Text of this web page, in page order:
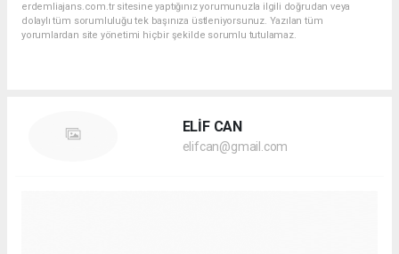
erdemliajans.com.tr sitesine yaptığınız yorumunuzla ilgili doğrudan veya
dolaylı tüm sorumluluğu tek başınıza üstleniyorsunuz. Yazılan tüm
yorumlardan site yönetimi hiçbir şekilde sorumlu tutulamaz.
ELİF CAN
elifcan@gmail.com